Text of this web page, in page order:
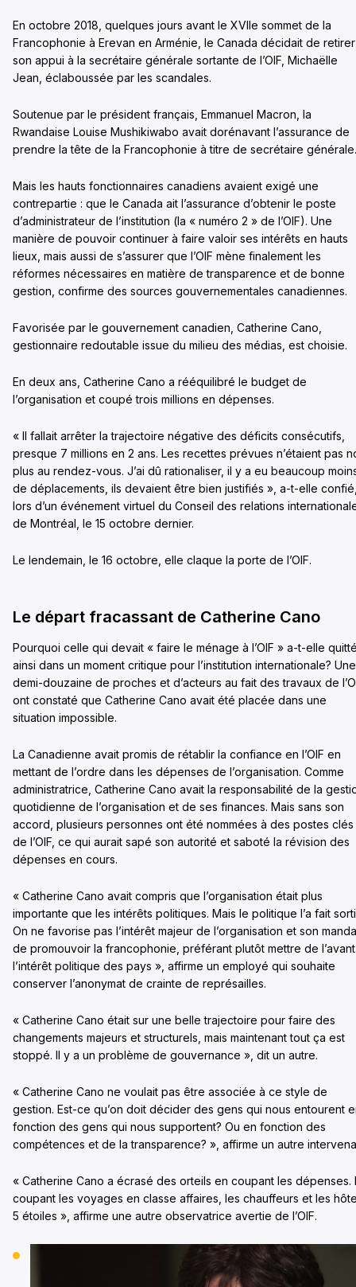
En octobre 2018, quelques jours avant le XVIIe sommet de la
Francophonie à Erevan en Arménie, le Canada décidait de retirer
son appui à la secrétaire générale sortante de l’OIF, Michaëlle
Jean, éclaboussée par les scandales.
Soutenue par le président français, Emmanuel Macron, la
Rwandaise Louise Mushikiwabo avait dorénavant l’assurance de
prendre la tête de la Francophonie à titre de secrétaire générale.
Mais les hauts fonctionnaires canadiens avaient exigé une
contrepartie : que le Canada ait l’assurance d’obtenir le poste
d’administrateur de l’institution (la « numéro 2 » de l’OIF). Une
manière de pouvoir continuer à faire valoir ses intérêts en hauts
lieux, mais aussi de s’assurer que l’OIF mène finalement les
réformes nécessaires en matière de transparence et de bonne
gestion, confirme des sources gouvernementales canadiennes.
Favorisée par le gouvernement canadien, Catherine Cano,
gestionnaire redoutable issue du milieu des médias, est choisie.
En deux ans, Catherine Cano a rééquilibré le budget de
l’organisation et coupé trois millions en dépenses.
« Il fallait arrêter la trajectoire négative des déficits consécutifs,
presque 7 millions en 2 ans. Les recettes prévues n’étaient pas
plus au rendez-vous. J’ai dû rationaliser, il y a eu beaucoup
de déplacements, ils devaient être bien justifiés », a-t-elle
lors d’un événement virtuel du Conseil des relations
de Montréal, le 15 octobre dernier.
Le lendemain, le 16 octobre, elle claque la porte de l’OIF.
Le départ fracassant de Catherine Cano
Pourquoi celle qui devait « faire le ménage à l’OIF » a-t-elle
ainsi dans un moment critique pour l’institution internationale? Une
demi-douzaine de proches et d’acteurs au fait des travaux de
ont constaté que Catherine Cano avait été placée dans une
situation impossible.
La Canadienne avait promis de rétablir la confiance en l’OIF en
mettant de l’ordre dans les dépenses de l’organisation. Comme
administratrice, Catherine Cano avait la responsabilité de la
quotidienne de l’organisation et de ses finances. Mais sans son
accord, plusieurs personnes ont été nommées à des postes clés
de l’OIF, ce qui aurait sapé son autorité et saboté la révision des
dépenses en cours.
« Catherine Cano avait compris que l’organisation était plus
importante que les intérêts politiques. Mais le politique l’a fait
On ne favorise pas l’intérêt majeur de l’organisation et son
de promouvoir la francophonie, préférant plutôt mettre de l’avant
l’intérêt politique des pays », affirme un employé qui souhaite
conserver l’anonymat de crainte de représailles.
« Catherine Cano était sur une belle trajectoire pour faire des
changements majeurs et structurels, mais maintenant tout ça est
stoppé. Il y a un problème de gouvernance », dit un autre.
« Catherine Cano ne voulait pas être associée à ce style de
gestion. Est-ce qu’on doit décider des gens qui nous entourent
fonction des gens qui nous supportent? Ou en fonction des
compétences et de la transparence? », affirme un autre
« Catherine Cano a écrasé des orteils en coupant les dépenses.
coupant les voyages en classe affaires, les chauffeurs et les
5 étoiles », affirme une autre observatrice avertie de l’OIF.